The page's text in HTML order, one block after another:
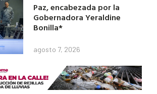
Paz, encabezada por la
Gobernadora Yeraldine
Bonilla*
agosto 7, 2026